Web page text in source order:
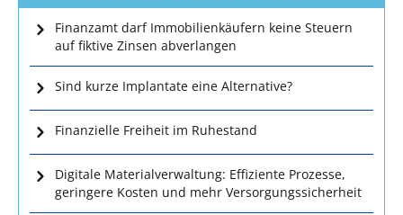
Finanzamt darf Immobilienkäufern keine Steuern
auf fiktive Zinsen abverlangen
Sind kurze Implantate eine Alternative?
Finanzielle Freiheit im Ruhestand
Digitale Materialverwaltung: Effiziente Prozesse,
geringere Kosten und mehr Versorgungssicherheit